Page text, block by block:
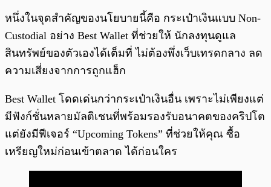
หนึ่งในจุดสำคัญของนโยบายนี้คือ กระเป๋าเงินแบบ Non-
Custodial อย่าง Best Wallet ที่ช่วยให้ นักลงทุนดูแล
สินทรัพย์ของตัวเองได้เต็มที่ ไม่ต้องพึ่งเว็บเทรดกลาง ลด
ความเสี่ยงจากการถูกแฮ็ก
Best Wallet โดดเด่นกว่ากระเป๋าเงินอื่น เพราะไม่เพียงแต่
มีฟังก์ชั่นหลายมัลติเชนที่พร้อมรองรับอนาคตของคริปโต
แต่ยังมีฟีเจอร์ “Upcoming Tokens” ที่ช่วยให้คุณ ซื้อ
เหรียญใหม่ก่อนเข้าตลาด ได้ก่อนใคร